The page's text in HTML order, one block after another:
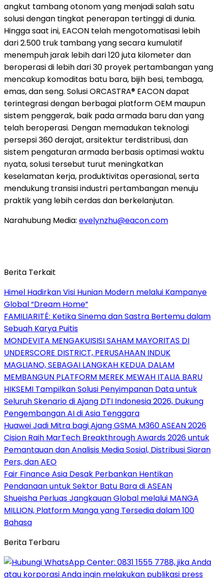
angkut tambang otonom yang menjadi salah satu
solusi dengan tingkat penerapan tertinggi di dunia.
Hingga saat ini, EACON telah mengotomatisasi lebih
dari 2.500 truk tambang yang secara kumulatif
menempuh jarak lebih dari 120 juta kilometer dan
beroperasi di lebih dari 30 proyek pertambangan yang
mencakup komoditas batu bara, bijih besi, tembaga,
emas, dan seng. Solusi ORCASTRA® EACON dapat
terintegrasi dengan berbagai platform OEM maupun
sistem penggerak, baik pada armada baru dan yang
telah beroperasi. Dengan memadukan teknologi
persepsi 360 derajat, arsitektur terdistribusi, dan
sistem pengaturan armada berbasis optimasi waktu
nyata, solusi tersebut turut meningkatkan
keselamatan kerja, produktivitas operasional, serta
mendukung transisi industri pertambangan menuju
praktik yang lebih cerdas dan berkelanjutan.
Narahubung Media: evelynzhu@eacon.com
Berita Terkait
Himel Hadirkan Visi Hunian Modern melalui Kampanye
Global “Dream Home”
FAMILIARITÉ: Ketika Sinema dan Sastra Bertemu dalam
Sebuah Karya Puitis
MONDEVITA MENGAKUISISI SAHAM MAYORITAS DI
UNDERSCORE DISTRICT, PERUSAHAAN INDUK
MAGLIANO, SEBAGAI LANGKAH KEDUA DALAM
MEMBANGUN PLATFORM MEREK MEWAH ITALIA BARU
HIKSEMI Tampilkan Solusi Penyimpanan Data untuk
Seluruh Skenario di Ajang DTI Indonesia 2026, Dukung
Pengembangan AI di Asia Tenggara
Huawei Jadi Mitra bagi Ajang GSMA M360 ASEAN 2026
Cision Raih MarTech Breakthrough Awards 2026 untuk
Pemantauan dan Analisis Media Sosial, Distribusi Siaran
Pers, dan AEO
Fair Finance Asia Desak Perbankan Hentikan
Pendanaan untuk Sektor Batu Bara di ASEAN
Shueisha Perluas Jangkauan Global melalui MANGA
MILLION, Platform Manga yang Tersedia dalam 100
Bahasa
Berita Terbaru